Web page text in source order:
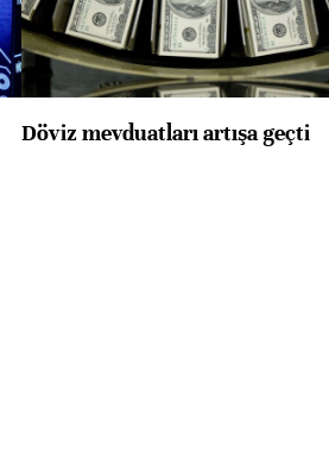
Döviz mevduatları artışa geçti